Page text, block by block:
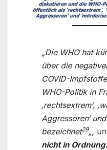
„Die WHO hat
über die
COVID-
WHO-Politik in
‚rechtsextrem‘,
Aggressoren‘
bezeichnet29„,
nicht in